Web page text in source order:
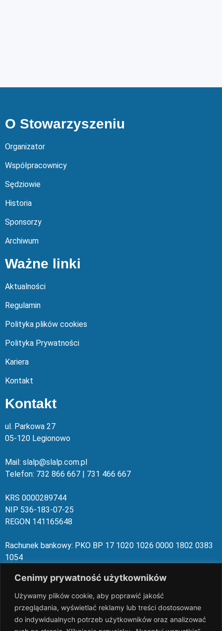
Cenimy prywatność użytkowników
Używamy plików cookie, aby poprawić jakość
przeglądania, wyświetlać reklamy lub treści dostosowane
do indywidualnych potrzeb użytkowników oraz analizować
O Stowarzyszeniu
Organizator
Współpracownicy
Sędziowie
Historia
Sponsorzy
Archiwum
Ważne linki
Aktualności
Regulamin
Polityka plików cookies
Polityka Prywatności
Kariera
Kontakt
Kontakt
ul. Parkowa 27
05-120 Legionowo
Mail: slalp@slalp.com.pl
Telefon: 732 866 667 | 731 466 667
KRS 0000289744
NIP 536-183-07-25
REGON 141165648
Rachunek bankowy: PKO BP 17 1020 1026 0000 1802 0383
1054
slalp.com.pl Copyright © 2024
BSK Media
– Part of
BSK Group. All rights reserved.